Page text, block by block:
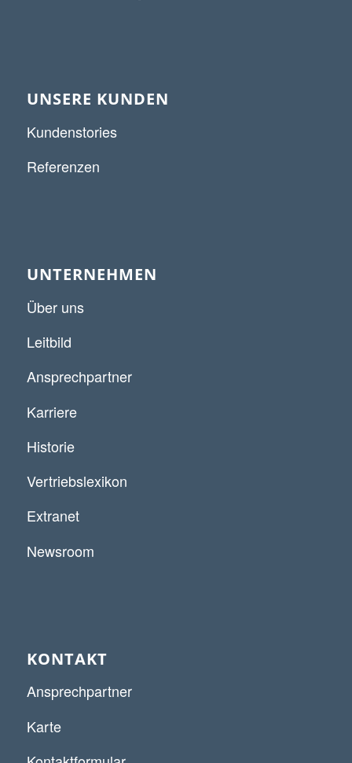
UNSERE KUNDEN
Kundenstories
Referenzen
UNTERNEHMEN
Über uns
Leitbild
Ansprechpartner
Karriere
Historie
Vertriebslexikon
Extranet
Newsroom
KONTAKT
Ansprechpartner
Karte